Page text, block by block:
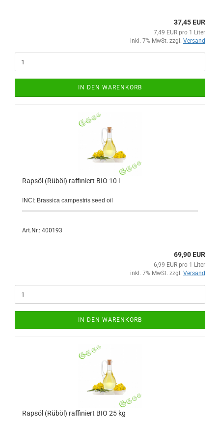
37,45 EUR
7,49 EUR pro 1 Liter
inkl. 7% MwSt. zzgl. Versand
IN DEN WARENKORB
Rapsöl (Rüböl) raffiniert BIO 10 l
INCI: Brassica campestris seed oil
Art.Nr.: 400193
69,90 EUR
6,99 EUR pro 1 Liter
inkl. 7% MwSt. zzgl. Versand
IN DEN WARENKORB
Rapsöl (Rüböl) raffiniert BIO 25 kg